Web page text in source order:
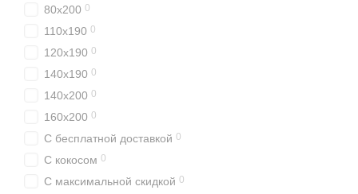
80х200 0
110х190 0
120х190 0
140х190 0
140х200 0
160х200 0
С бесплатной доставкой 0
С кокосом 0
С максимальной скидкой 0